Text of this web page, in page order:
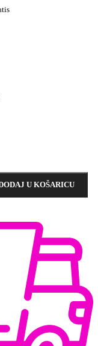
U KOŠARICU